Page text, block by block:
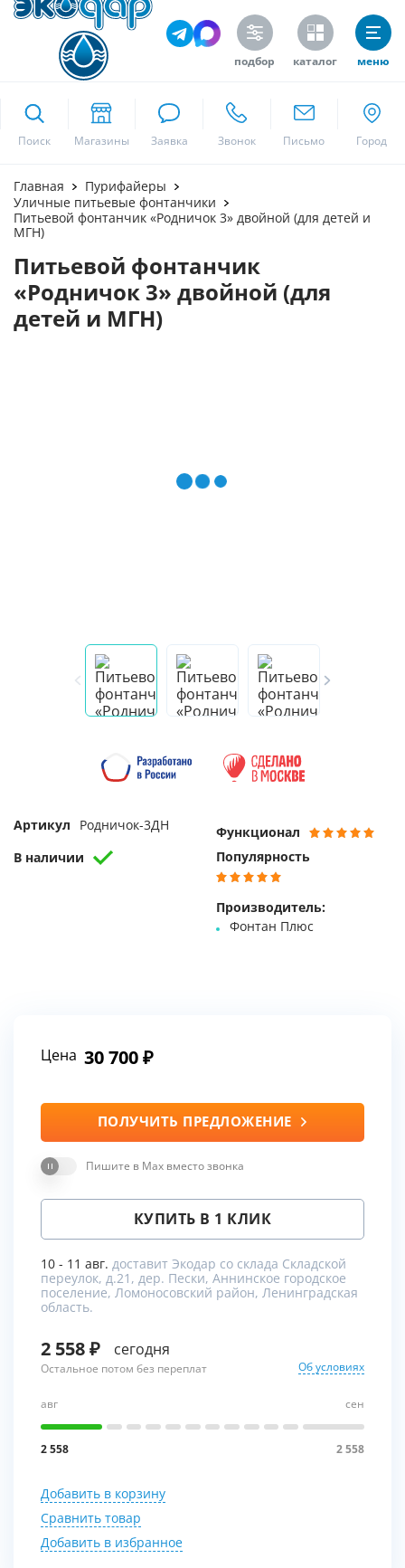
подбор каталог меню
Поиск
Москва
Главная
Пурифайеры
Уличные питьевые фонтанчики
Питьевой фонтанчик «Родничок 3» двойной (для детей и
МГН)
Питьевой фонтанчик
«Родничок 3» двойной (для
детей и МГН)
Артикул Родничок-3ДН
В наличии
Функционал
Популярность
Производитель:
Фонтан Плюс
Цена 30 700
ПОЛУЧИТЬ ПРЕДЛОЖЕНИЕ
Пишите в Max вместо звонка
КУПИТЬ В 1 КЛИК
10 - 11 авг. доставит Экодар со склада Складской
переулок, д.21, дер. Пески, Аннинское городское
поселение, Ломоносовский район, Ленинградская
область.
2 558 сегодня
Остальное потом без переплат Об условиях
авг
2 558
сен
2 558
Добавить в корзину
Сравнить товар
Добавить в избранное